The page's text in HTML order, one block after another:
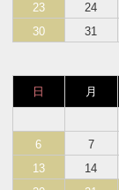
23
24
30
31
日 月
6
7
13
14